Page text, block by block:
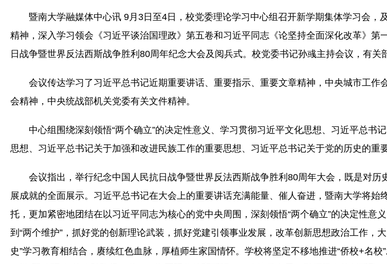
暨南大学融媒体中心讯 9月3日至4日，校党委理论学习中心组召开新学期集体学习会，
精神 ，深入学习领会《习近平谈治国理政》第五卷和习近平同志《论坚持全面深化改革》
日战争暨世界反法西斯战争胜利80周年纪念大会及阅兵式。校党委书记孙彧主持会议，有关
会议传达学习了习近平总书记近期重要讲话、重要指示、重要文章精神，中央城市工作
会精神，中央统战部机关党委有关文件精神。
中心组围绕深刻领悟“两个确立”的决定性意义、学习贯彻习近平文化思想、习近平总书
思想、习近平总书记关于加强和改进民族工作的重要思想、习近平总书记关于党的历史的重
会议指出，举行纪念中国人民抗日战争暨世界反法西斯战争胜利80周年大会，既是对
展成就的全面展示。习近平总书记在大会上的重要讲话充满能量、催人奋进，暨南大学将始
托，更加紧密地团结在以习近平同志为核心的党中央周围，深刻领悟“两个确立”的决定性意
到“两个维护”，抓好党的创新理论武装，抓好党建引领事业发展，改革创新思想政治工作，
史”学习教育相结合，赓续红色血脉，厚植师生家国情怀。学校将坚定不移地推进“侨校+名